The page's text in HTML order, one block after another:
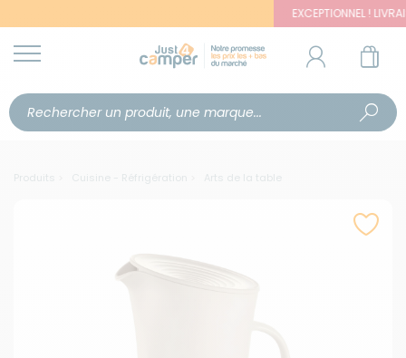
EXCEPTIONNEL !
Produits Cuisine - Réfrigération Arts de la table